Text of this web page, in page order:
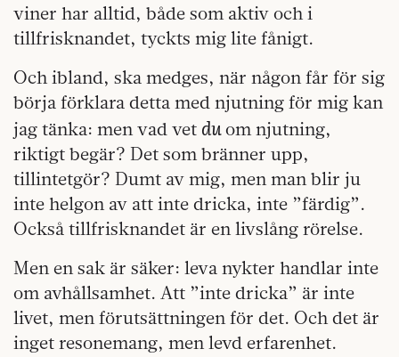
viner har alltid, både som aktiv och i
tillfrisknandet, tyckts mig lite fånigt.
Och ibland, ska medges, när någon får för sig
börja förklara detta med njutning för mig kan
jag tänka: men vad vet duom njutning,
riktigt begär? Det som bränner upp,
tillintetgör? Dumt av mig, men man blir ju
inte helgon av att inte dricka, inte ”färdig”.
Också tillfrisknandet är en livslång rörelse.
Men en sak är säker: leva nykter handlar inte
om avhållsamhet. Att ”inte dricka” är inte
livet, men förutsättningen för det. Och det är
inget resonemang, men levd erfarenhet.